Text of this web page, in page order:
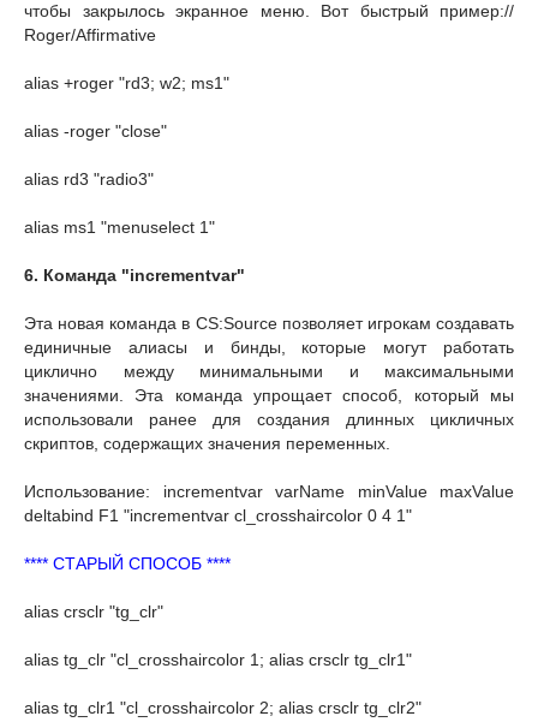
чтобы закрылось экранное меню. Вот быстрый пример://
Roger/Affirmative
alias +roger "rd3; w2; ms1"
alias -roger "close"
alias rd3 "radio3"
alias ms1 "menuselect 1"
6. Команда "incrementvar"
Эта новая команда в CS:Source позволяет игрокам создавать
единичные алиасы и бинды, которые могут работать
циклично между минимальными и максимальными
значениями. Эта команда упрощает способ, который мы
использовали ранее для создания длинных цикличных
скриптов, содержащих значения переменных.
Использование: incrementvar varName minValue maxValue
deltabind F1 "incrementvar cl_crosshaircolor 0 4 1"
**** СТАРЫЙ СПОСОБ ****
alias crsclr "tg_clr"
alias tg_clr "cl_crosshaircolor 1; alias crsclr tg_clr1"
alias tg_clr1 "cl_crosshaircolor 2; alias crsclr tg_clr2"